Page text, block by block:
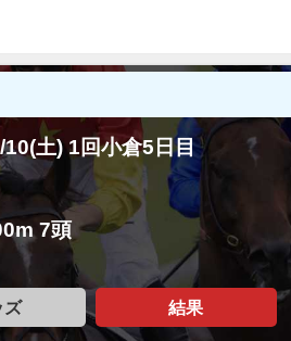
10(土) 1回小倉5日目
7頭
ズ 結果